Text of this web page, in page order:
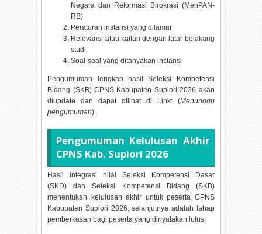
Negara dan Reformasi Birokrasi (MenPAN-
RB)
Peraturan instansi yang dilamar
Relevansi atau kaitan dengan latar belakang
studi
Soal-soal yang ditanyakan instansi
Pengumuman lengkap hasil Seleksi Kompetensi
Bidang (SKB) CPNS Kabupaten Supiori2026 akan
diupdate dan dapat dilihat di Link: (Menunggu
pengumuman).
Pengumuman Kelulusan Akhir
CPNS Kab. Supiori 2026
Hasil integrasi nilai Seleksi Kompetensi Dasar
(SKD) dan Seleksi Kompetensi Bidang (SKB)
menentukan kelulusan akhir untuk peserta CPNS
Kabupaten Supiori 2026, selanjutnya adalah tahap
pemberkasan bagi peserta yang dinyatakan lulus.